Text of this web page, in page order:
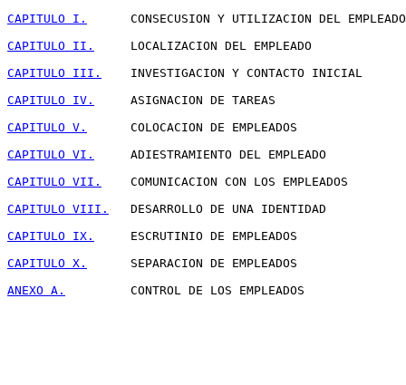
CAPITULO I.
CONSECUSION Y UTILIZACION DEL
CAPITULO II.
LOCALIZACION DEL EMPLEADO
CAPITULO III.
INVESTIGACION Y CONTACTO INICIAL
CAPITULO IV.
ASIGNACION DE TAREAS
CAPITULO V.
COLOCACION DE EMPLEADOS
CAPITULO VI.
ADIESTRAMIENTO DEL EMPLEADO
CAPITULO VII.
COMUNICACION CON LOS EMPLEADOS
CAPITULO VIII.
DESARROLLO DE UNA IDENTIDAD
CAPITULO IX.
ESCRUTINIO DE EMPLEADOS
CAPITULO X.
SEPARACION DE EMPLEADOS
ANEXO A.
CONTROL DE LOS EMPLEADOS